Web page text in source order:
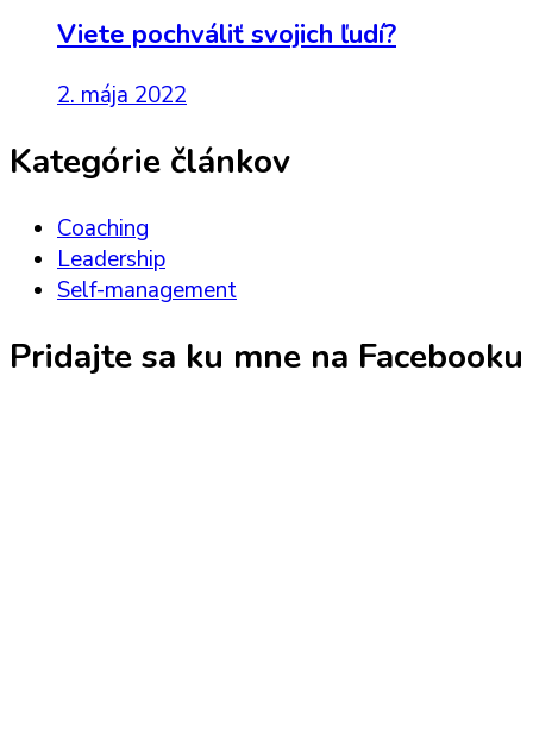
Viete pochváliť svojich ľudí?
2. mája 2022
Kategórie článkov
Coaching
Leadership
Self-management
Pridajte sa ku mne na Facebooku